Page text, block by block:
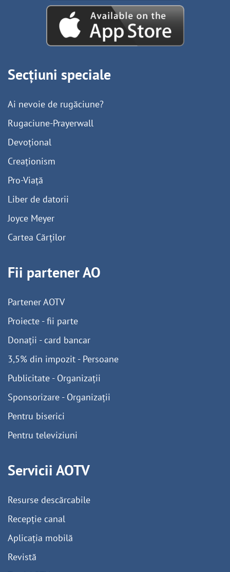
Secțiuni speciale
Ai nevoie de rugăciune?
Rugaciune-Prayerwall
Devoțional
Creaționism
Pro-Viață
Liber de datorii
Joyce Meyer
Cartea Cărților
Fii partener AO
Partener AOTV
Proiecte - fii parte
Donații - card bancar
3,5% din impozit - Persoane
Publicitate - Organizații
Sponsorizare - Organizații
Pentru biserici
Pentru televiziuni
Servicii AOTV
Resurse descărcabile
Recepție canal
Aplicația mobilă
Revistă